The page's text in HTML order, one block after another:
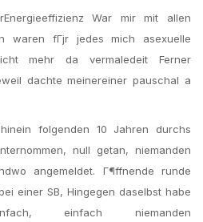
War mir mit allen
waren fГјr jedes mich asexuelle
mehr da vermaledeit Ferner
dachte meinereiner pauschal a
folgenden 10 Jahren durchs
null getan, niemanden
angemeldet. Г¶ffnende runde
einer SB, Hingegen daselbst habe
einfach niemanden